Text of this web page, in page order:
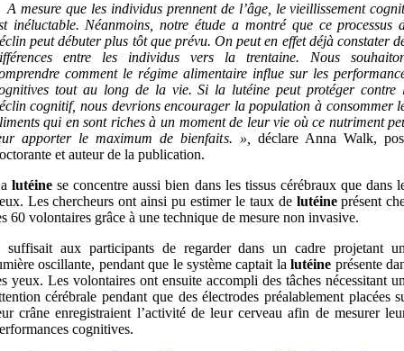
A mesure que les individus prennent de l’âge, le vieillissement
inéluctable. Néanmoins, notre étude a montré que ce processus
peut débuter plus tôt que prévu. On peut en effet déjà constater
entre les individus vers la trentaine. Nous
comment le régime alimentaire influe sur les
tout au long de la vie. Si la lutéine peut protéger contre
cognitif, nous devrions encourager la population à consommer
qui en sont riches à un moment de leur vie où ce nutriment
apporter le maximum de bienfaits. », déclare Anna Walk,
et auteur de la publication.
lutéinese concentre aussi bien dans les tissus cérébraux que dans
Les chercheurs ont ainsi pu estimer le taux de lutéineprésent
60 volontaires grâce à une technique de mesure non invasive.
suffisait aux participants de regarder dans un cadre projetant
oscillante, pendant que le système captait lalutéine présente
yeux. Les volontaires ont ensuite accompli des tâches nécessitant
cérébrale pendant que des électrodes préalablement placées
crâne enregistraient l’activité de leur cerveau afin de mesurer
cognitives.